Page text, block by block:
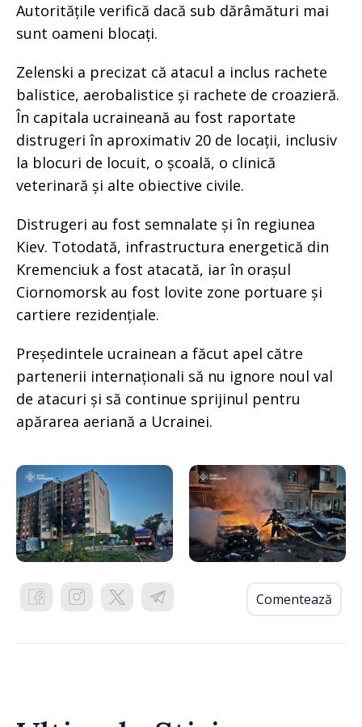
Autoritățile verifică dacă sub dărâmături mai
sunt oameni blocați.
Zelenski a precizat că atacul a inclus rachete
balistice, aerobalistice și rachete de croazieră.
În capitala ucraineană au fost raportate
distrugeri în aproximativ 20 de locații, inclusiv
la blocuri de locuit, o școală, o clinică
veterinară și alte obiective civile.
Distrugeri au fost semnalate și în regiunea
Kiev. Totodată, infrastructura energetică din
Kremenciuk a fost atacată, iar în orașul
Ciornomorsk au fost lovite zone portuare și
cartiere rezidențiale.
Președintele ucrainean a făcut apel către
partenerii internaționali să nu ignore noul val
de atacuri și să continue sprijinul pentru
apărarea aeriană a Ucrainei.
Comentează